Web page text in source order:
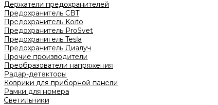
Держатели предохранителей
Предохранитель CBT
Предохранитель Koito
Предохранитель ProSvet
Предохранитель Tesla
Предохранитель Диалуч
Прочие производители
Преобразователи напряжения
Радар-детекторы
Коврики для приборной панели
Рамки для номера
Светильники